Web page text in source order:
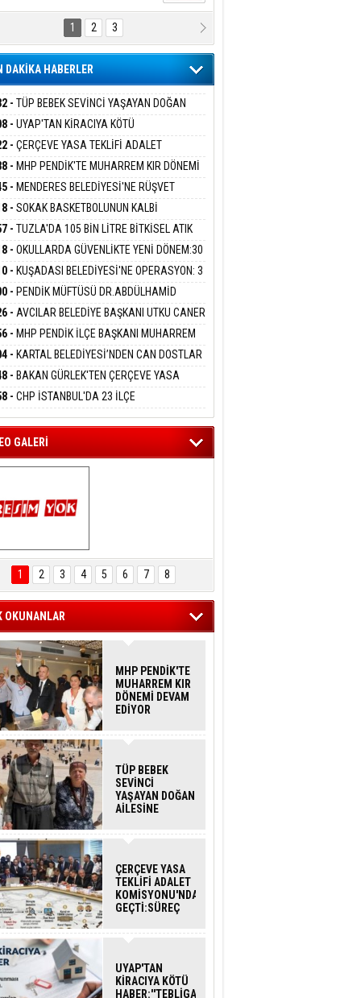
DNA Kuşaklararası
Biyolojik Faturası
Adıyaman
Bu Sahaya Sığmazam
Ali Çölük
Satırın İçindeki İnsan
Kılıç
ATEŞE ATILAN VİCDAN
BAŞARSLAN
Kaynas
1 2 3
DAKİKA HABERLER
- TÜP BEBEK SEVİNCİ YAŞAYAN DOĞAN
BAKANLIK DESTEĞİ
- UYAP'TAN KİRACIYA KÖTÜ
GELMEDİ'' SAVUNMASI
DÖNDÜ
- ÇERÇEVE YASA TEKLİFİ ADALET
GEÇTİ:SÜREÇ NASIL
- MHP PENDİK'TE MUHARREM KIR DÖNEMİ
EDİYOR
- MENDERES BELEDİYESİ'NE RÜŞVET
BAŞKANI İLKAY ÇİÇEK
SEVK EDİLDİ
- SOKAK BASKETBOLUNUN KALBİ
ATACAK
- TUZLA'DA 105 BİN LİTRE BİTKİSEL ATIK
TOPLANDI
- OKULLARDA GÜVENLİKTE YENİ DÖNEM:30
ALINACAK DEDEKTÖRLÜ ARAMA
- KUŞADASI BELEDİYESİ'NE OPERASYON: 3
15 GÖZALTI
- PENDİK MÜFTÜSÜ DR.ABDÜLHAMİD
BASIN MENSUPLARINI AĞIRLADI
- AVCILAR BELEDİYE BAŞKANI UTKU CANER
HAKKINDA TAHLİYE KARARI
- MHP PENDİK İLÇE BAŞKANI MUHARREM
ORDULULAR DERNEĞİ HEYETİNİ
- KARTAL BELEDİYESİ’NDEN CAN DOSTLAR
DEV YATIRIM!
- BAKAN GÜRLEK'TEN ÇERÇEVE YASA
ÇİZGİMİZ ŞEHİT AİLELERİ
HASSASİYETİDİR''
- CHP İSTANBUL'DA 23 İLÇE
ATAMALAR GERÇEKLEŞTİ
GALERİ
ENGELSİZ
FESTİVALİ
KONSERİ
MEST
1 2 3 4 5 6 7 8
OKUNANLAR
MHP PENDİK'TE
MUHARREM KIR
DÖNEMİ DEVAM
EDİYOR
TÜP BEBEK
SEVİNCİ
YAŞAYAN DOĞAN
AİLESİNE
DESTEĞİ
ÇERÇEVE YASA
TEKLİFİ ADALET
KOMİSYONU'NDAN
GEÇTİ:SÜREÇ
İŞLEYECEK?
UYAP'TAN
KİRACIYA KÖTÜ
HABER:''TEBLİGAT